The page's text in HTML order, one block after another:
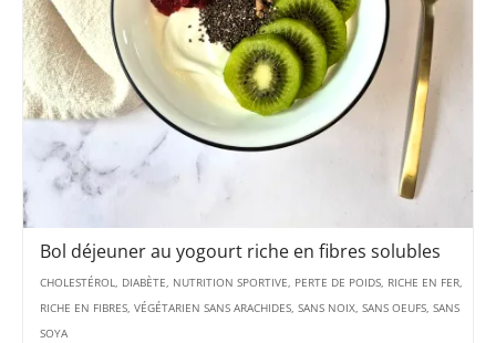
Bol déjeuner au yogourt riche en fibres solubles
CHOLESTÉROL, DIABÈTE, NUTRITION SPORTIVE, PERTE DE POIDS, RICHE EN FER,
RICHE EN FIBRES, VÉGÉTARIEN SANS ARACHIDES, SANS NOIX, SANS OEUFS, SANS
SOYA